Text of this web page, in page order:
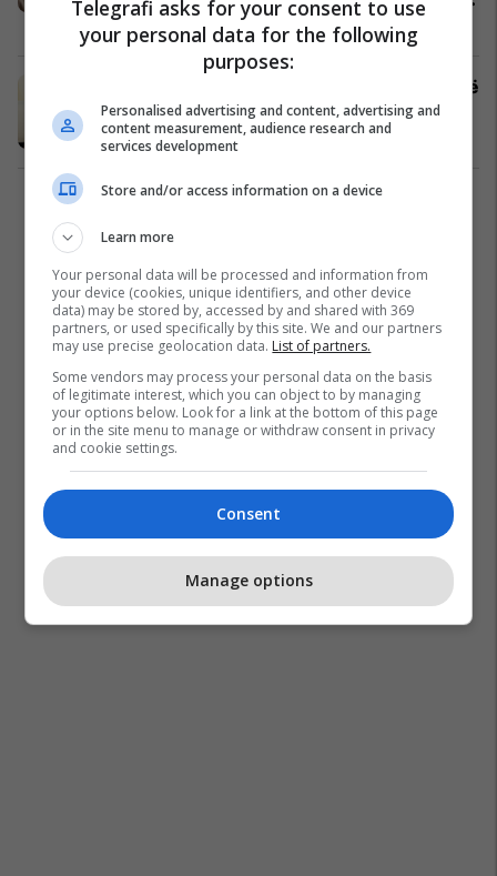
me dhimbjen!
Shëndeti 22/07/2021
Poza më e shpeshtë në të cilën kurrë
nuk do të duhet të ulemi
Shëndeti 07/02/2021
Telegrafi asks for your consent to use
your personal data for the following
purposes:
Personalised advertising and content, advertising and
content measurement, audience research and
services development
Store and/or access information on a device
Learn more
Your personal data will be processed and information from
your device (cookies, unique identifiers, and other device
data) may be stored by, accessed by and shared with 369
partners, or used specifically by this site. We and our partners
may use precise geolocation data. List of partners.
Some vendors may process your personal data on the basis
of legitimate interest, which you can object to by managing
your options below. Look for a link at the bottom of this page
or in the site menu to manage or withdraw consent in privacy
and cookie settings.
Consent
Manage options